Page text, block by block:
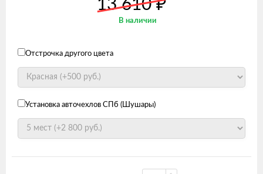
13 610
В наличии
Отстрочка другого цвета
Установка авточехлов СПб (Шушары)